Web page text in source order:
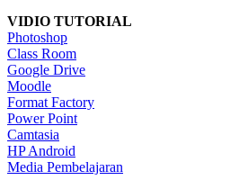
VIDIO TUTORIAL
Photoshop
Class Room
Google Drive
Moodle
Format Factory
Power Point
Camtasia
HP Android
Media Pembelajaran